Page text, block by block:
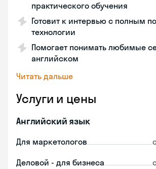
практического обучения
Готовит к интервью с полным
технологии
Помогает понимать любимые
английском
Читать дальше
Услуги и цены
Английский язык
Для маркетологов
Деловой - для бизнеса